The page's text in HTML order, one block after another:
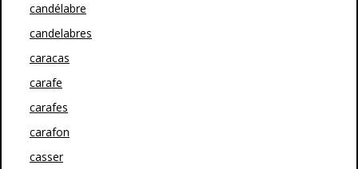
candélabre
candelabres
caracas
carafe
carafes
carafon
casser